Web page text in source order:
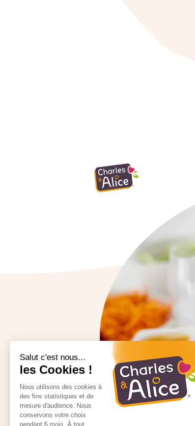
Salut c'est nous...
les Cookies !
Nous utilisons des cookies à
des fins statistiques et de
mesure d'audience. Nous
conservons votre choix
pendant 6 mois. À tout